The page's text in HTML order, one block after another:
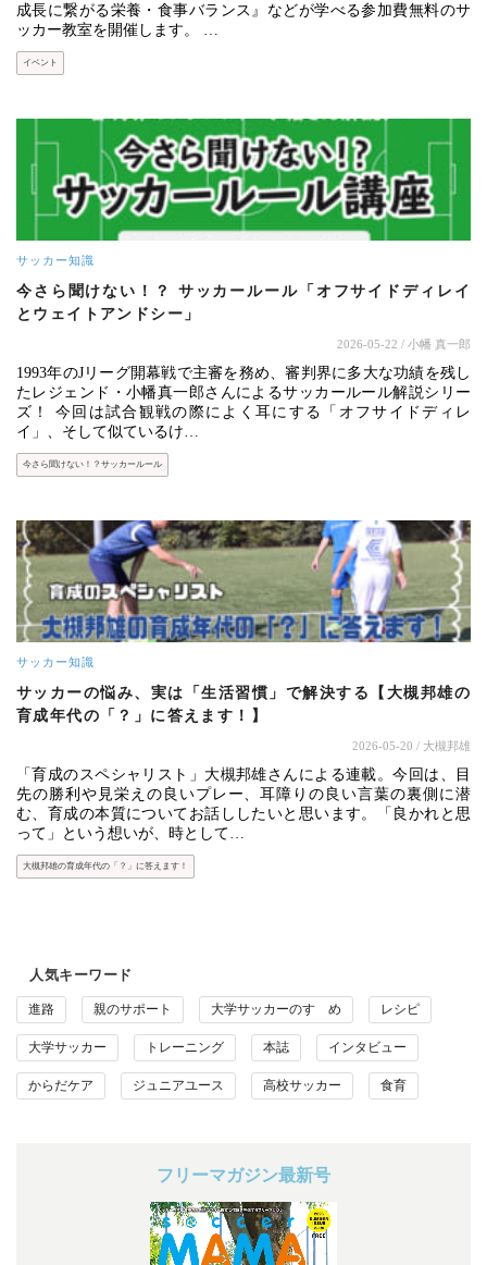
成長に繋がる栄養・食事バランス』などが学べる参加費無料のサ
ッカー教室を開催します。 …
イベント
サッカー知識
今さら聞けない！？ サッカールール「オフサイドディレイ
とウェイトアンドシー」
2026-05-22 / 小幡 真一郎
1993年のJリーグ開幕戦で主審を務め、審判界に多大な功績を残し
たレジェンド・小幡真一郎さんによるサッカールール解説シリー
ズ！ 今回は試合観戦の際によく耳にする「オフサイドディレ
イ」、そして似ているけ…
今さら聞けない！？サッカールール
サッカー知識
サッカーの悩み、実は「生活習慣」で解決する【大槻邦雄の
育成年代の「？」に答えます！】
2026-05-20 / 大槻邦雄
「育成のスペシャリスト」大槻邦雄さんによる連載。今回は、目
先の勝利や見栄えの良いプレー、耳障りの良い言葉の裏側に潜
む、育成の本質についてお話ししたいと思います。「良かれと思
って」という想いが、時として…
大槻邦雄の育成年代の「？」に答えます！
人気キーワード
進路 親のサポート 大学サッカーのすゝめ レシピ
大学サッカー トレーニング 本誌 インタビュー
からだケア ジュニアユース 高校サッカー 食育
フリーマガジン最新号